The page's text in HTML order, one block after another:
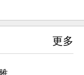
更多